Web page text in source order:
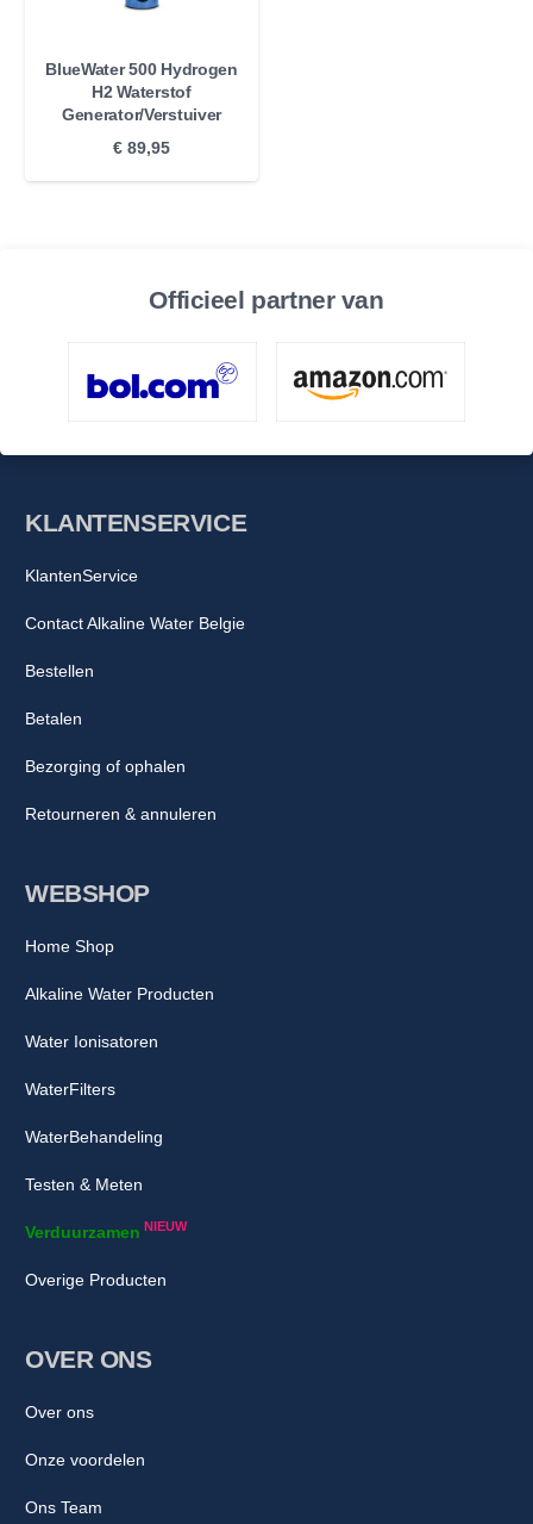
BlueWater 500 Hydrogen
H2 Waterstof
Generator/Verstuiver
€ 89,95
Officieel partner van
WEBSHOP
Home Shop
Alkaline Water Producten
Water Ionisatoren
WaterFilters
WaterBehandeling
Testen & Meten
Verduurzamen NIEUW
Overige Producten
OVER ONS
Over ons
Onze voordelen
Ons Team
KLANTENSERVICE
KlantenService
Contact Alkaline Water Belgie
Bestellen
Betalen
Bezorging of ophalen
Retourneren & annuleren